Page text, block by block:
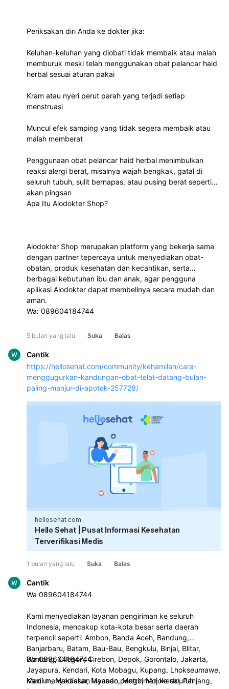
Periksakan diri Anda ke dokter jika:
Keluhan-keluhan yang diobati tidak membaik atau malah
memburuk meski telah menggunakan obat pelancar haid
herbal sesuai aturan pakai
Kram atau nyeri perut parah yang terjadi setiap
menstruasi
Muncul efek samping yang tidak segera membaik atau
malah memberat
Penggunaan obat pelancar haid herbal menimbulkan
reaksi alergi berat, misalnya wajah bengkak, gatal di
seluruh tubuh, sulit bernapas, atau pusing berat seperti
akan pingsan
Apa Itu Alodokter Shop?
Alodokter Shop merupakan platform yang bekerja sama
dengan partner tepercaya untuk menyediakan obat-
obatan, produk kesehatan dan kecantikan, serta
berbagai kebutuhan ibu dan anak, agar pengguna
aplikasi Alodokter dapat membelinya secara mudah dan
aman.
Wa: 089604184744
5 bulan yang lalu Suka Balas
Cantik
https://hellosehat.com/community/kehamilan/cara-
menggugurkan-kandungan-obat-telat-datang-bulan-
paling-manjur-di-apotek-257728/
hellosehat.com
Hello Sehat | Pusat Informasi Kesehatan
Terverifikasi Medis
1 bulan yang lalu Suka Balas
Cantik
Wa 089604184744
Kami menyediakan layanan pengiriman ke seluruh
Indonesia, mencakup kota-kota besar serta daerah
terpencil seperti: Ambon, Banda Aceh, Bandung,
Banjarbaru, Batam, Bau-Bau, Bengkulu, Binjai, Blitar,
Bontang, Cilegon, Cirebon, Depok, Gorontalo, Jakarta,
Jayapura, Kendari, Kota Mobagu, Kupang, Lhokseumawe,
Madiun, Makassar, Manado, Metro, Mojokerto, Panjang,
Wa 089604184744
Kami menyediakan layanan pengiriman ke seluruh